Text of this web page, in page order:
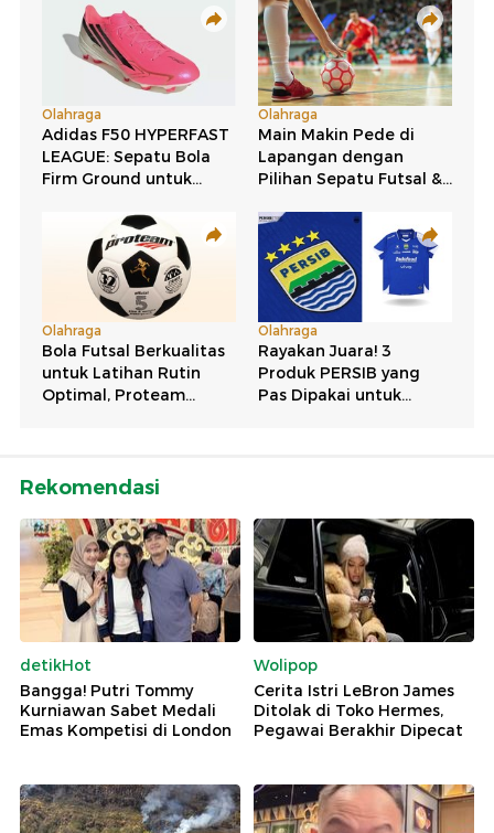
Rekomendasi
detikHot
Bangga! Putri Tommy
Kurniawan Sabet Medali
Emas Kompetisi di London
Wolipop
Cerita Istri LeBron James
Ditolak di Toko Hermes,
Pegawai Berakhir Dipecat